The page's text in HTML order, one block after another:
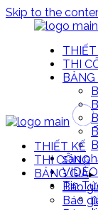
Skip to the
THI
BẢNG
sản
Tin
THIẾT KẾ
THI CÔNG
BẢNG GIÁ
Báo
Báo